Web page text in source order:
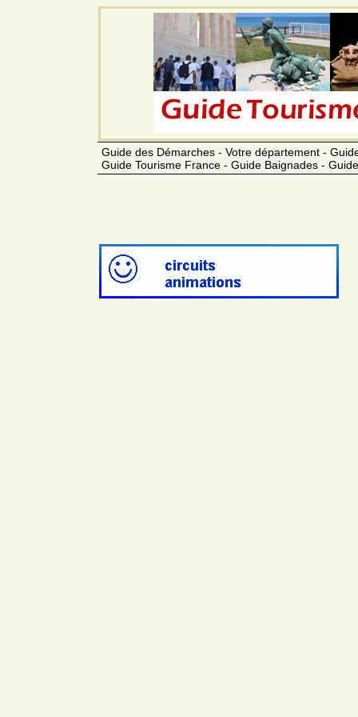
Guide des Démarches - Votre département -
Guide Tourisme France - Guide Baignades -